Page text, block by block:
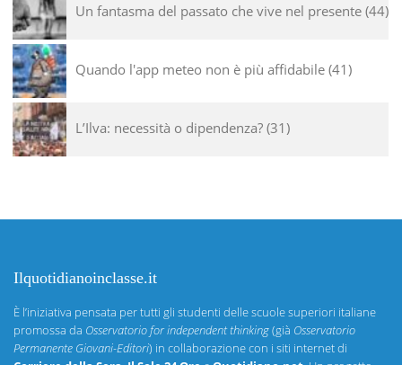
Un fantasma del passato che vive nel presente 44
Quando l'app meteo non è più affidabile 41
L’Ilva: necessità o dipendenza? 31
Ilquotidianoinclasse.it
È l’iniziativa pensata per tutti gli studenti delle scuole superiori italiane
promossa da Osservatorio for independent thinking(già Osservatorio
Permanente Giovani-Editori) in collaborazione con i siti internet di